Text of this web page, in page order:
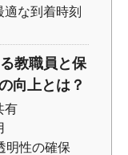
な到着時刻
教職員と保
向上とは？
有
明性の確保